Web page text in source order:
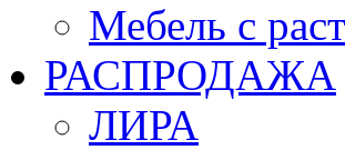
Мебель с
РАСПРОДАЖА
ЛИРА